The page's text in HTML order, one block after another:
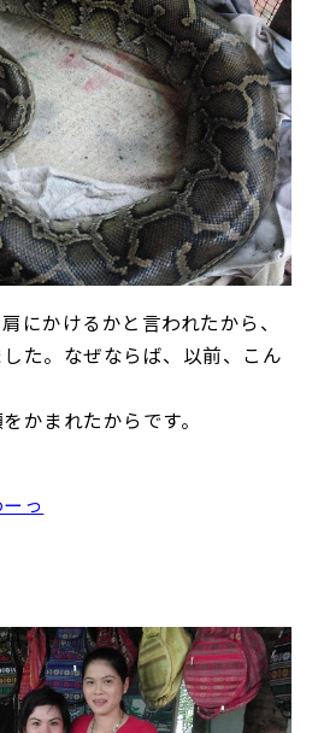
にかけるかと言われたから、
した。なぜならば、以前、こん
かまれたからです。
っ